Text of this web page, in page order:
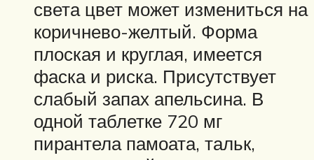
света цвет может измениться на
коричнево-желтый. Форма
плоская и круглая, имеется
фаска и риска. Присутствует
слабый запах апельсина. В
одной таблетке 720 мг
пирантела памоата, тальк,